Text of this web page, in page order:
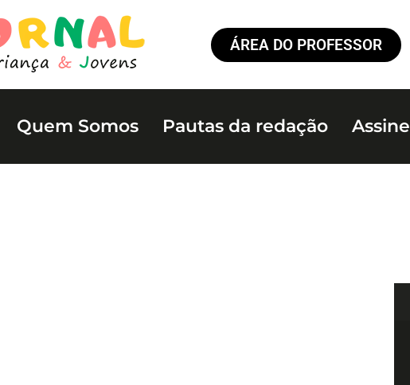
ÁREA DO PROFESSOR
Quem Somos Pautas da redação Assine